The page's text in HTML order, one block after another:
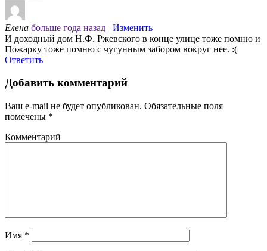
Елена больше года назад
Изменить
И доходный дом Н.Ф. Ржевского в конце улице тоже помню и
Пожарку тоже помню с чугунным забором вокруг нее. :(
Ответить
Добавить комментарий
Ваш e-mail не будет опубликован. Обязательные поля
помечены *
Комментарий
Имя *